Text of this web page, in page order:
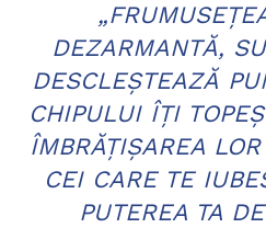
DEZARMANTĂ,
DESCLEŞTEAZĂ
CHIPULUI ÎŢI
ÎMBRĂŢIŞAREA
CEI CARE TE
PUTEREA TA